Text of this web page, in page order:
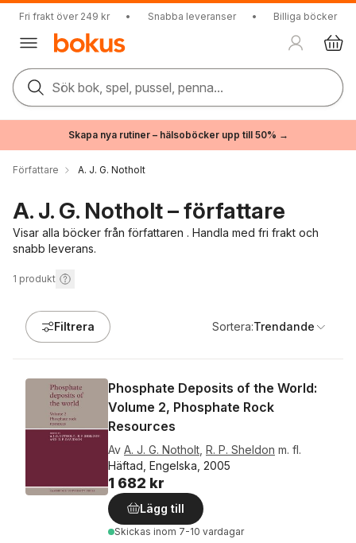
Fri frakt över 249 kr • Snabba leveranser • Billiga böcker
Sök bok, spel, pussel, penna...
Skapa nya rutiner – hälsoböcker upp till 50% →
Författare A. J. G. Notholt
A. J. G. Notholt – författare
Visar alla böcker från författaren . Handla med fri frakt och
snabb leverans.
1 produkt
Filtrera Sortera:Trendande
Phosphate Deposits of the World:
Volume 2, Phosphate Rock
Resources
Av A. J. G. Notholt R. P. Sheldon m. fl.
Häftad, Engelska, 2005
1 682 kr
Lägg till
Skickas inom 7-10 vardagar